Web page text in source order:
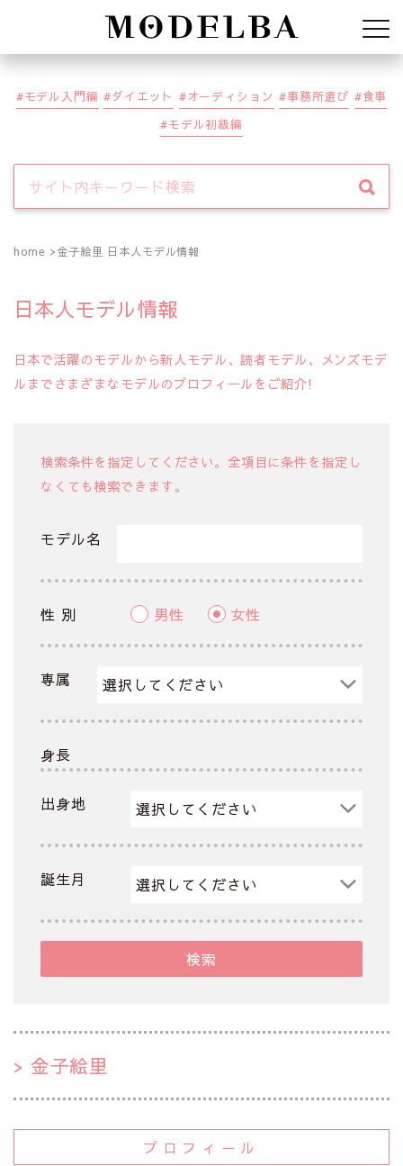
Modelba
モデル入門編 ダイエット オーディション 事務所選び
食事
モデル初級編
home 金子絵里 日本人モデル情報
日本人モデル情報
日本で活躍のモデルから新人モデル、読者モデル、メンズモデ
ルまでさまざまなモデルのプロフィールをご紹介!
検索条件を指定してください。全項目に条件を指定し
なくても検索できます。
モデル名
性 別 男性 女性
専属
身長
出身地
誕生月
検索
金子絵里
プロフィール